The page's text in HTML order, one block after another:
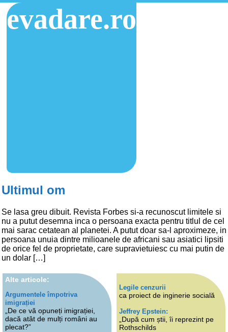
evadare.ro
Ultimul om
Se lasa greu dibuit. Revista Forbes si-a recunoscut limitele si
nu a putut desemna inca o persoana exacta pentru titlul de cel
mai sarac cetatean al planetei. A putut doar sa-l aproximeze, in
persoana unuia dintre milioanele de africani sau asiatici lipsiti
de orice fel de proprietate, care supravietuiesc cu mai putin de
un dolar […]
Alte articole:
Argumentele împotriva
imigrației
„De ce vă opuneți imigrației,
dacă atât de mulți români au
plecat?”
Legile cenzurii
ca proiect de inginerie socială
Jeffrey Epstein:
„După cum știi, îi reprezint pe
Rothschilds